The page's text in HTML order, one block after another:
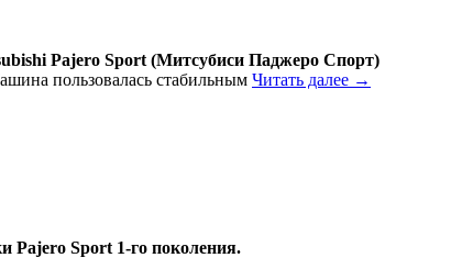
Pajero Sport (Митсубиси Паджеро Спорт)
пользовалась стабильным Читать далее →
Pajero Sport 1-го поколения.